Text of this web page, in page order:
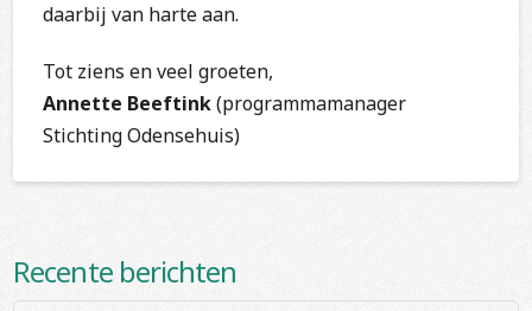
daarbij van harte aan.
Tot ziens en veel groeten,
Annette Beeftink(programmamanager
Stichting Odensehuis)
Recente berichten